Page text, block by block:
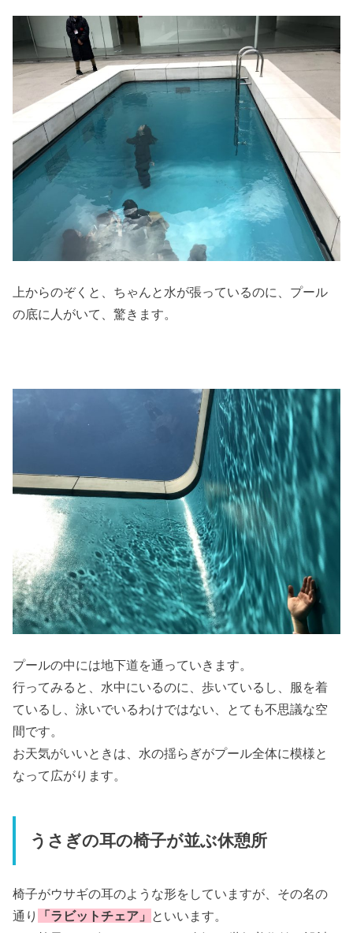
上からのぞくと、ちゃんと水が張っているのに、プール
の底に人がいて、驚きます。
プールの中には地下道を通っていきます。
行ってみると、水中にいるのに、歩いているし、服を着
ているし、泳いでいるわけではない、とても不思議な空
間です。
お天気がいいときは、水の揺らぎがプール全体に模様と
なって広がります。
うさぎの耳の椅子が並ぶ休憩所
椅子がウサギの耳のような形をしていますが、その名の
通り
「ラビットチェア」 といいます。